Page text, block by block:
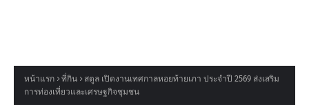
หน้าแรก ที่กิน
สตูล เปิดงานเทศกาลหอยท้ายเภา ประจำปี 2569 ส่งเสริม
การท่องเที่ยวและเศรษฐกิจชุมชน